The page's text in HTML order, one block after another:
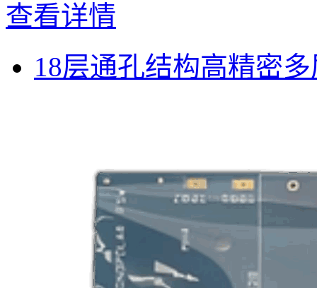
查看详情
18层通孔结构高精密